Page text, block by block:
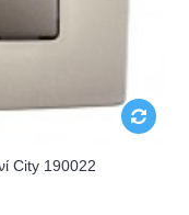
City 190022